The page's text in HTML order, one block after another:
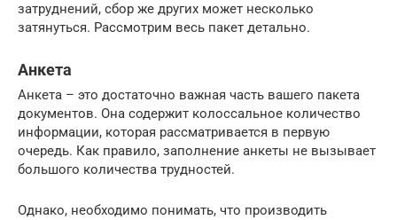
затруднений, сбор же других может несколько
затянуться. Рассмотрим весь пакет детально.
Анкета
Анкета – это достаточно важная часть вашего пакета
документов. Она содержит колоссальное количество
информации, которая рассматривается в первую
очередь. Как правило, заполнение анкеты не вызывает
большого количества трудностей.
Однако, необходимо понимать, что производить